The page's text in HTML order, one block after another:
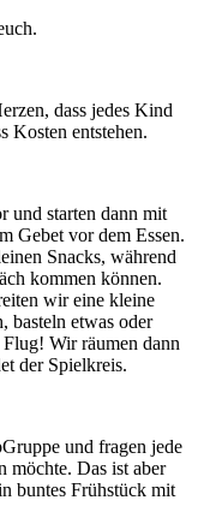
dass jedes Kind
Kosten entstehen.
und starten dann mit
Gebet vor dem Essen.
Snacks, während
kommen können.
wir eine kleine
basteln etwas oder
Wir räumen dann
der Spielkreis.
und fragen jede
möchte. Das ist aber
buntes Frühstück mit